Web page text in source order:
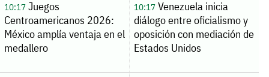
10:17Juegos
Centroamericanos 2026:
México amplía ventaja en el
medallero
10:17Venezuela inicia
diálogo entre oficialismo y
oposición con mediación de
Estados Unidos